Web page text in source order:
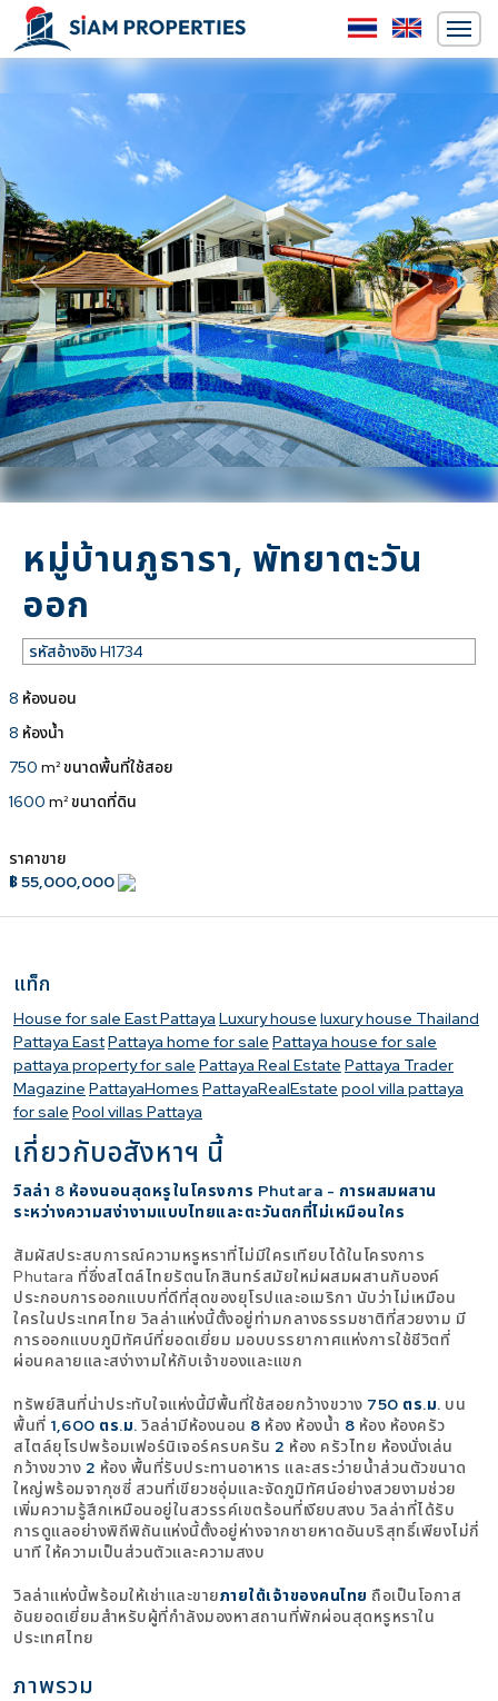
ก่อนหน้า ถัดไป
หมู่บ้านภูธารา, พัทยาตะวัน
ออก
รหัสอ้างอิงH1734
8 ห้องนอน
8 ห้องน้ำ
750 m² ขนาดพื้นที่ใช้สอย
1600 m² ขนาดที่ดิน
ราคาขาย
฿ 55,000,000
แท็ก
House for sale East Pattaya Luxury house luxury house Thailand
Pattaya EastPattaya home for sale Pattaya house for sale
pattaya property for sale Pattaya Real Estate Pattaya Trader
Magazine PattayaHomes PattayaRealEstate pool villa pattaya
for sale Pool villas Pattaya
เกี่ยวกับอสังหาฯ นี้
วิลล่า 8 ห้องนอนสุดหรูในโครงการ Phutara - การผสมผสาน
ระหว่างความสง่างามแบบไทยและตะวันตกที่ไม่เหมือนใคร
สัมผัสประสบการณ์ความหรูหราที่ไม่มีใครเทียบได้ในโครงการ
Phutara ที่ซึ่งสไตล์ไทยรัตนโกสินทร์สมัยใหม่ผสมผสานกับองค์
ประกอบการออกแบบที่ดีที่สุดของยุโรปและอเมริกา นับว่าไม่เหมือน
ใครในประเทศไทย วิลล่าแห่งนี้ตั้งอยู่ท่ามกลางธรรมชาติที่สวยงาม มี
การออกแบบภูมิทัศน์ที่ยอดเยี่ยม มอบบรรยากาศแห่งการใช้ชีวิตที่
ผ่อนคลายและสง่างามให้กับเจ้าของและแขก
ทรัพย์สินที่น่าประทับใจแห่งนี้มีพื้นที่ใช้สอยกว้างขวาง 750 ตร.ม. บน
พื้นที่ 1,600 ตร.ม. วิลล่ามีห้องนอน 8 ห้อง ห้องน้ำ 8 ห้อง ห้องครัว
สไตล์ยุโรปพร้อมเฟอร์นิเจอร์ครบครัน 2 ห้อง ครัวไทย ห้องนั่งเล่น
กว้างขวาง 2 ห้อง พื้นที่รับประทานอาหาร และสระว่ายน้ำส่วนตัวขนาด
ใหญ่พร้อมจากุซซี่ สวนที่เขียวชอุ่มและจัดภูมิทัศน์อย่างสวยงามช่วย
เพิ่มความรู้สึกเหมือนอยู่ในสวรรค์เขตร้อนที่เงียบสงบ วิลล่าที่ได้รับ
การดูแลอย่างพิถีพิถันแห่งนี้ตั้งอยู่ห่างจากชายหาดอันบริสุทธิ์เพียงไม่กี่
นาที ให้ความเป็นส่วนตัวและความสงบ
วิลล่าแห่งนี้พร้อมให้เช่าและขายภายใต้เจ้าของคนไทย ถือเป็นโอกาส
อันยอดเยี่ยมสำหรับผู้ที่กำลังมองหาสถานที่พักผ่อนสุดหรูหราใน
ประเทศไทย
ภาพรวม